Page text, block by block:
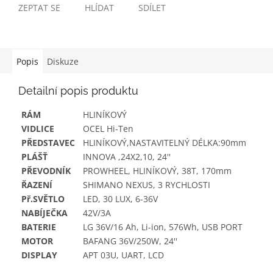
ZEPTAT SE HLÍDAT SDÍLET
Popis Diskuze
Detailní popis produktu
RÁM
HLINÍKOVÝ
VIDLICE
OCEL Hi-Ten
PŘEDSTAVEC
HLINÍKOVÝ,NASTAVITELNÝ DÉLKA:90mm
PLÁŠŤ
INNOVA ,24X2,10, 24''
PŘEVODNÍK
PROWHEEL, HLINÍKOVÝ, 38T, 170mm
ŘAZENÍ
SHIMANO NEXUS, 3 RYCHLOSTI
Př.SVĚTLO
LED, 30 LUX, 6-36V
NABÍJEČKA
42V/3A
BATERIE
LG 36V/16 Ah, Li-ion, 576Wh, USB PORT
MOTOR
BAFANG 36V/250W, 24''
DISPLAY
APT 03U, UART, LCD